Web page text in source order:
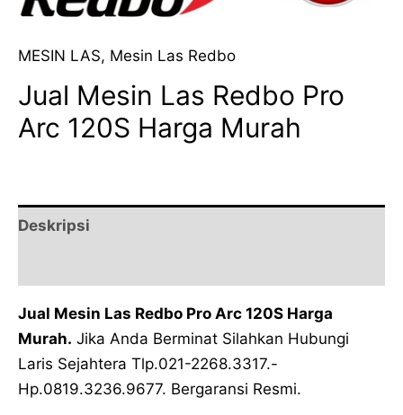
MESIN LAS, Mesin Las Redbo
Jual Mesin Las Redbo Pro
Arc 120S Harga Murah
Deskripsi
Jual Mesin Las Redbo Pro Arc 120S Harga
Murah. Jika Anda Berminat Silahkan Hubungi
Laris Sejahtera Tlp.021-2268.3317.-
Hp.0819.3236.9677. Bergaransi Resmi.